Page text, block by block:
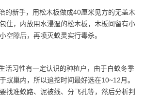
的新手，用松木板做成40厘米见方的无盖木
住，内放用水浸湿的松木板，木板间留有小
空隙后，再喷灭蚁灵实行毒杀。
活习性有一定认识的种植户，由于白蚁冬季
蚁巢内，所以追挖时间最好选在10~12月。
找准蚁路、泥被线、分飞孔等，然后分析判